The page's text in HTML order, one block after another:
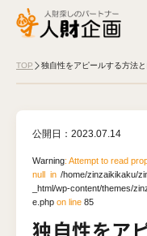
TOP 独自性をアピールする方法
公開日： 2023.07.14
Warning: Attempt to read
null in/home/zinzaikikaku/
_html/wp-content/themes/
e.php on line 85
独自性をア